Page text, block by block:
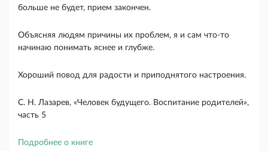
больше не будет, прием закончен.
Объясняя людям причины их проблем, я и сам что-то
начинаю понимать яснее и глубже.
Хоро­ший повод для радости и приподнятого настро­ения.
С. Н. Лазарев, «Человек будущего. Воспитание родителей»,
часть 5
Подробнее о книге